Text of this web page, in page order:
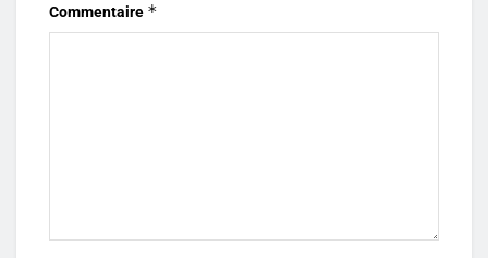
Commentaire *